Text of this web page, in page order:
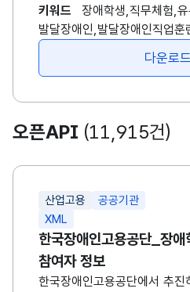
담겨있습니다. *발달장애인
발달장애인의 특성에 따라 설
직업훈련으로 취업을 지원하
발견할 수 있도록 현장감 있
등을 실시하여 체계적인 직업
취업지원
키워드
장애학생,직무체험,
발달장애인,발달장애인직업훈
다운로드
오픈API (11,915건)
산업고용
공공기관
XML
한국장애인고용공단_장
참여자 정보
한국장애인고용공단에서 추진